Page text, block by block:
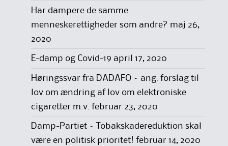
Har dampere de samme
menneskerettigheder som andre? maj 26,
2020
E-damp og Covid-19 april 17, 2020
Høringssvar fra DADAFO – ang. forslag til
lov om ændring af lov om elektroniske
cigaretter m.v. februar 23, 2020
Damp-Partiet – Tobakskadereduktion skal
være en politisk prioritet! februar 14, 2020